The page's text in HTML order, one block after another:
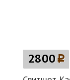
2800p